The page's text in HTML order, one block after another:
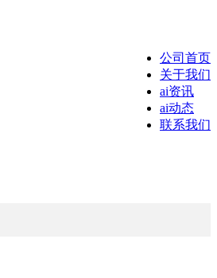
公司首页
关于我们
ai资讯
ai动态
联系我们